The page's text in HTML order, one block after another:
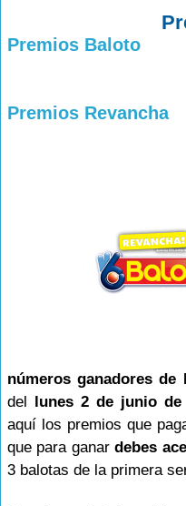
Premios Baloto
Premios Revancha
números ganadores de
del lunes 2 de junio de
aquí los premios que
que para ganardebes
3 balotas de la primera